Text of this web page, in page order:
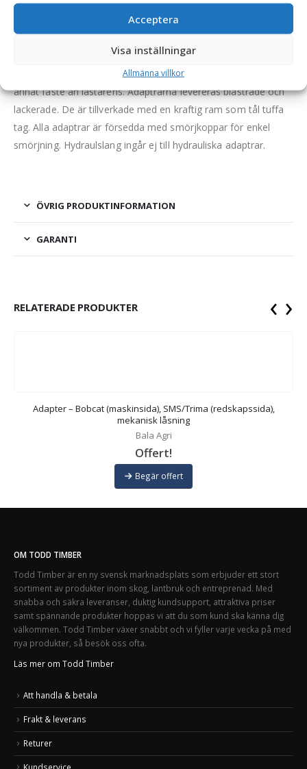
Acceptera
Visa inställningar
Allmänna villkor
Adapter – Manitou (maskinsida), Stora BM
(redskapssida), hydraulisk låsning
En adapter möjliggör montering av redskap utrustat med
annat fäste än lastarens. Adaptrarna levereras blästrade och
lackerade. De är tillverkade med en kraftig ram som tål tuffa
tag. Alla adaptrar är försedda med smörjkoppar för enkel
smörjning. Hydraulslang ingår ej till hydrauliska adaptrar.
ÖVRIG PRODUKTINFORMATION
GARANTI
RELATERADE PRODUKTER
Adapter – Bobcat (maskinsida), SMS/Trima (redskapssida),
mekanisk låsning
Bala Agri
Offert!
Begär offert
‹ ›
OM TODD TIMBER
Todd Timber är en ny svensk marknadsplats som erbjuder ett stort
sortiment av produkter inom skog, lantbruk och entreprenad. Med
snabba och säkra leveranser, duktig kundsupport, attraktiva priser
samt spännande produkter hoppas vi att du som kund ska känna dig
välkommen. Todd Timber växer snabbt och vi fyller varje vecka på med
nya produkter, så besök oss ofta.
Läs mer om Todd Timber
Att handla & betala
Frakt & leverans
Returer